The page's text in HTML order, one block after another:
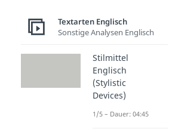
BRB : Be
wieder da)
Die
Chats
zurück ist.
Textarten Englisch
Sonstige Analysen Englisch
Stilmittel
Englisch
(Stylistic
Devices)
1/5 – Dauer: 04:45